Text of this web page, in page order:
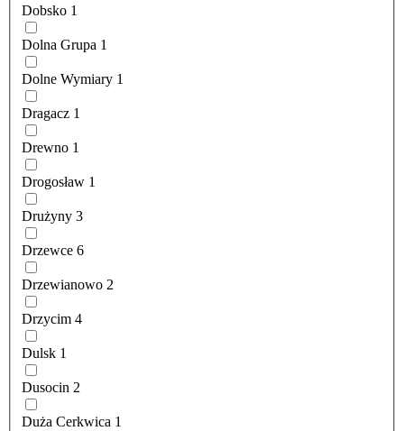
Dobsko 1
Dolna Grupa 1
Dolne Wymiary 1
Dragacz 1
Drewno 1
Drogosław 1
Drużyny 3
Drzewce 6
Drzewianowo 2
Drzycim 4
Dulsk 1
Dusocin 2
Duża Cerkwica 1